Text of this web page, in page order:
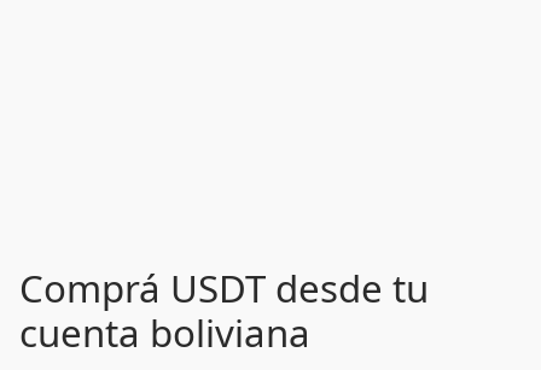
Comprá USDT desde tu
cuenta boliviana